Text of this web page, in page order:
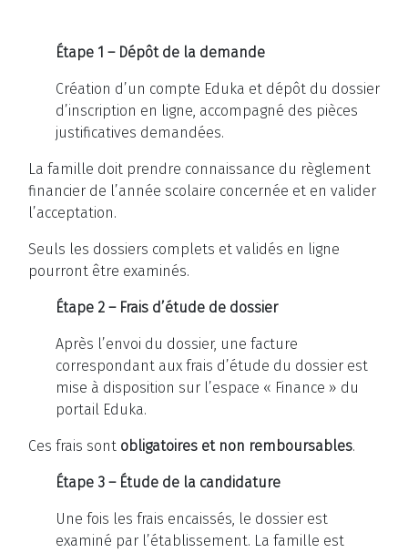
Étape 1 – Dépôt de la demande
Création d’un compte Eduka et dépôt du dossier
d’inscription en ligne, accompagné des pièces
justificatives demandées.
La famille doit prendre connaissance du règlement
financier de l’année scolaire concernée et en valider
l’acceptation.
Seuls les dossiers complets et validés en ligne
pourront être examinés.
Étape 2 – Frais d’étude de dossier
Après l’envoi du dossier, une facture
correspondant aux frais d’étude du dossier est
mise à disposition sur l’espace « Finance » du
portail Eduka.
Ces frais sont obligatoires et non remboursables.
Étape 3 – Étude de la candidature
Une fois les frais encaissés, le dossier est
examiné par l’établissement. La famille est